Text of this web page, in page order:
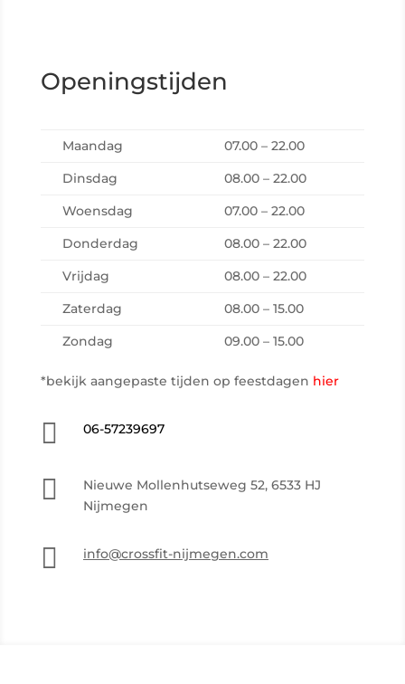
Openingstijden
Maandag
07.00 – 22.00
Dinsdag
08.00 – 22.00
Woensdag
07.00 – 22.00
Donderdag
08.00 – 22.00
Vrijdag
08.00 – 22.00
Zaterdag
08.00 – 15.00
Zondag
09.00 – 15.00
*bekijk aangepaste tijden op feestdagen hier
 06-57239697

Nieuwe Mollenhutseweg 52, 6533 HJ
Nijmegen
 info@crossfit-nijmegen.com